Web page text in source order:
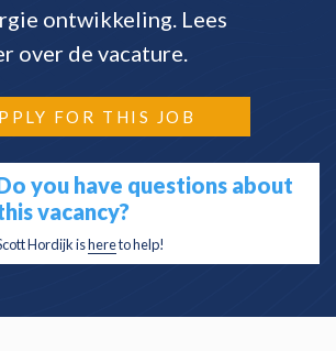
ontwikkeling. Lees
over de vacature.
FOR THIS JOB
you have questions about
vacancy?
Hordijk ishereto help!